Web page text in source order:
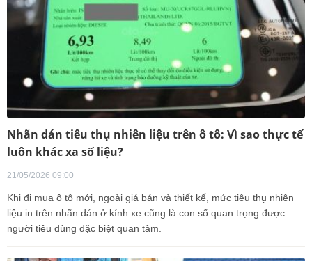
Nhãn dán tiêu thụ nhiên liệu trên ô tô: Vì sao thực tế
luôn khác xa số liệu?
21/05/2026 09:00
Khi đi mua ô tô mới, ngoài giá bán và thiết kế, mức tiêu thụ nhiên
liệu in trên nhãn dán ở kính xe cũng là con số quan trọng được
người tiêu dùng đặc biệt quan tâm.